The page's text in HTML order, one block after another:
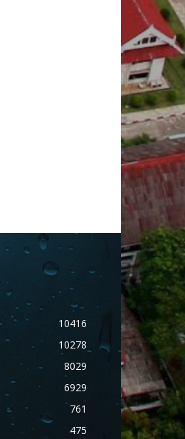
10416
10278
8029
6929
761
475